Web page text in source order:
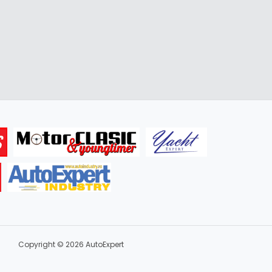
Copyright © 2026 AutoExpert